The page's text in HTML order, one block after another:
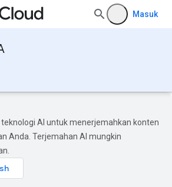
Masuk
AI untuk menerjemahkan konten
Anda. Terjemahan AI mungkin